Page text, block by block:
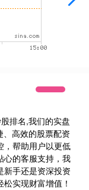
排名,我们的实盘
高效的股票配资
，帮助用户以更低
心的客服支持，我
新手还是资深投资
实现财富增值！